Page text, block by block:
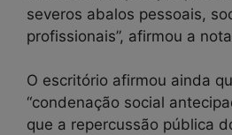
severos abalos pessoais,
profissionais”, afirmou a
O escritório afirmou ainda
“condenação social
que a repercussão pública